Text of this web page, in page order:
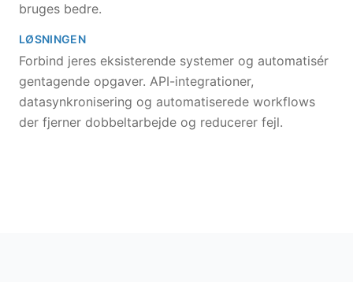
bruges bedre.
LØSNINGEN
Forbind jeres eksisterende systemer og automatisér
gentagende opgaver. API-integrationer,
datasynkronisering og automatiserede workflows
der fjerner dobbeltarbejde og reducerer fejl.